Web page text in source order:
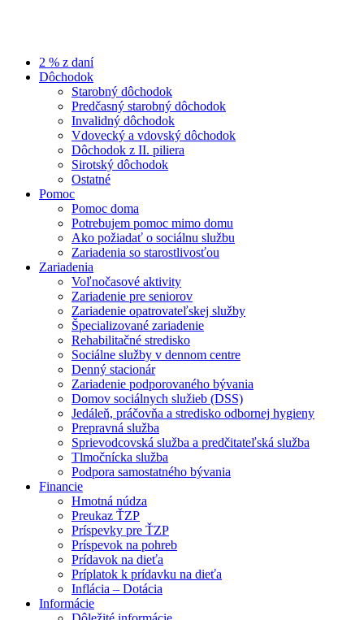
2 % z daní
Dôchodok
Starobný dôchodok
Predčasný starobný dôchodok
Invalidný dôchodok
Vdovecký a vdovský dôchodok
Dôchodok z II. piliera
Sirotský dôchodok
Ostatné
Pomoc
Pomoc doma
Potrebujem pomoc mimo domu
Ako požiadať o sociálnu službu
Zariadenia so starostlivosťou
Zariadenia
Voľnočasové aktivity
Zariadenie pre seniorov
Zariadenie opatrovateľskej služby
Špecializované zariadenie
Rehabilitačné stredisko
Sociálne služby v dennom centre
Denný stacionár
Zariadenie podporovaného bývania
Domov sociálnych služieb (DSS)
Jedáleň, práčovňa a stredisko odbornej hygieny
Prepravná služba
Sprievodcovská služba a predčitateľská služba
Tlmočnícka služba
Podpora samostatného bývania
Financie
Hmotná núdza
Preukaz ŤZP
Príspevky pre ŤZP
Príspevok na pohreb
Prídavok na dieťa
Príplatok k prídavku na dieťa
Inflácia – Dotácia
Informácie